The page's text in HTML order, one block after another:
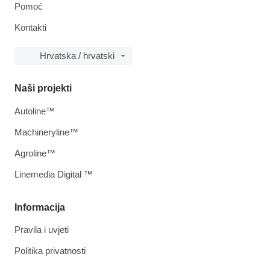
Pomoć
Kontakti
Hrvatska / hrvatski
Informacija
Pravila i uvjeti
Politika privatnosti
Naši projekti
Autoline™
Machineryline™
Agroline™
Linemedia Digital ™